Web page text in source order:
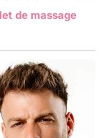
de massage